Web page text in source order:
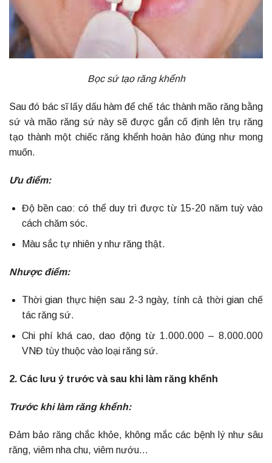
Bọc sứ tạo răng khểnh
Sau đó bác sĩ lấy dấu hàm để chế tác thành mão răng bằng
sứ và mão răng sứ này sẽ được gắn cố định lên trụ răng
tạo thành một chiếc răng khểnh hoàn hảo đúng như mong
muốn.
Ưu điểm:
Độ bền cao: có thể duy trì được từ 15-20 năm tuỳ vào
cách chăm sóc.
Màu sắc tự nhiên y như răng thật.
Nhược điểm:
Thời gian thực hiện sau 2-3 ngày, tính cả thời gian chế
tác răng sứ.
Chi phí khá cao, dao động từ 1.000.000 – 8.000.000
VNĐ tùy thuộc vào loại răng sứ.
2. Các lưu ý trước và sau khi làm răng khểnh
Trước khi làm răng khểnh:
Đảm bảo răng chắc khỏe, không mắc các bệnh lý như sâu
răng, viêm nha chu, viêm nướu…